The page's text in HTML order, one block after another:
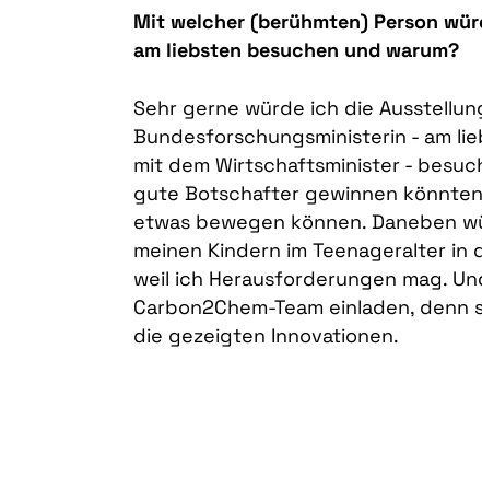
Mit welcher (berühmten) Person
am liebsten besuchen und warum?
Sehr gerne würde ich die
Bundesforschungsministerin - am
mit dem Wirtschaftsminister -
gute Botschafter gewinnen
etwas bewegen können. Daneben
meinen Kindern im Teenageralter in
weil ich Herausforderungen mag.
Carbon2Chem-Team einladen,
die gezeigten Innovationen.